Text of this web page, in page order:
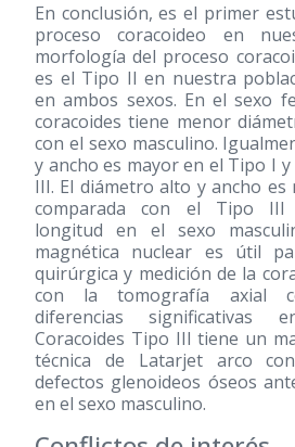
En conclusión, es el primer
proceso coracoideo en
morfología del proceso
es el Tipo II en nuestra
en ambos sexos. En el sexo
coracoides tiene menor
con el sexo masculino.
y ancho es mayor en el Tipo I
III. El diámetro alto y ancho
comparada con el Tipo III
longitud en el sexo
magnética nuclear es útil
quirúrgica y medición de la
con la tomografía axial
diferencias significativas
Coracoides Tipo III tiene un
técnica de Latarjet arco
defectos glenoideos óseos
en el sexo masculino.